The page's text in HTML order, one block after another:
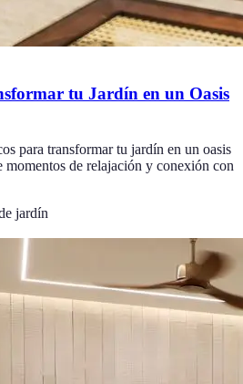
tu Jardín en un Oasis
para transformar tu jardín en un oasis
momentos de relajación y conexión con
jardín